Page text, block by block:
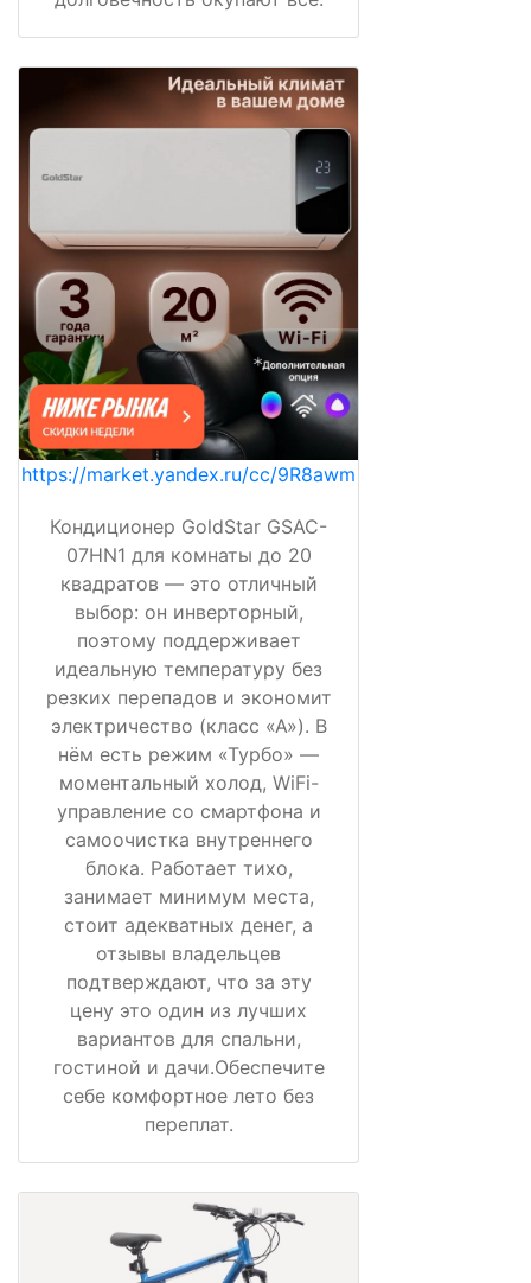
https://market.yandex.ru/cc/9R8awm
Кондиционер GoldStar GSAC-
07HN1 для комнаты до 20
квадратов — это отличный
выбор: он инверторный,
поэтому поддерживает
идеальную температуру без
резких перепадов и экономит
электричество (класс «А»). В
нём есть режим «Турбо» —
моментальный холод, WiFi-
управление со смартфона и
самоочистка внутреннего
блока. Работает тихо,
занимает минимум места,
стоит адекватных денег, а
отзывы владельцев
подтверждают, что за эту
цену это один из лучших
вариантов для спальни,
гостиной и дачи.Обеспечите
себе комфортное лето без
переплат.